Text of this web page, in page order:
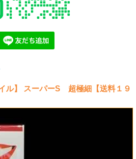
ル】 スーパーS 超極細【送料１９